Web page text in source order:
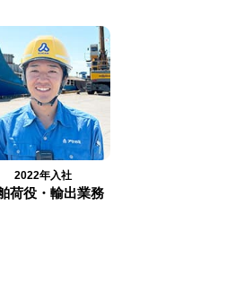
2022年入社
荷役・輸出業務